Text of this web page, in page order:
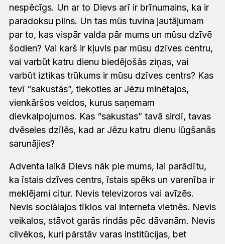
nespēcīgs. Un ar to Dievs arī ir brīnumains, ka ir
paradoksu pilns. Un tas mūs tuvina jautājumam
par to, kas vispār valda pār mums un mūsu dzīvē
šodien? Vai karš ir kļuvis par mūsu dzīves centru,
vai varbūt katru dienu biedējošās ziņas, vai
varbūt iztikas trūkums ir mūsu dzīves centrs? Kas
tevī “sakustās”, tiekoties ar Jēzu minētajos,
vienkāršos veidos, kurus saņemam
dievkalpojumos. Kas “sakustas” tavā sirdī, tavas
dvēseles dzīlēs, kad ar Jēzu katru dienu lūgšanās
sarunājies?
Adventa laikā Dievs nāk pie mums, lai parādītu,
ka īstais dzīves centrs, īstais spēks un varenība ir
meklējami citur. Nevis televizoros vai avīzēs.
Nevis sociālajos tīklos vai interneta vietnēs. Nevis
veikalos, stāvot garās rindās pēc dāvanām. Nevis
cilvēkos, kuri pārstāv varas institūcijas, bet